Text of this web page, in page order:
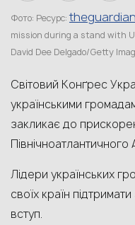
Фото: Ресурс:
mission during a stand with
David Dee Delgado/Getty
Світовий Конґрес
українськими
закликає до
Північноатлантичного
Лідери українських
своїх країн
вступ.